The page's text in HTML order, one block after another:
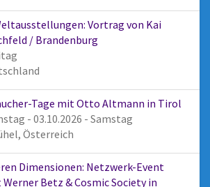
Vortrag von Kai
/ Brandenburg
Tage mit Otto Altmann in Tirol
- 03.10.2026 - Samstag
Österreich
Dimensionen: Netzwerk-Event
Betz & Cosmic Society in